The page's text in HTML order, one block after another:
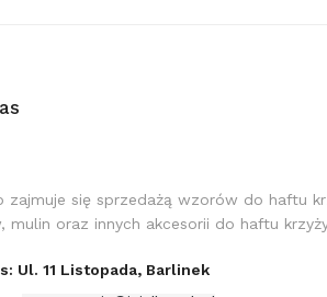
zajmuje się sprzedażą wzorów do haftu
mulin oraz innych akcesorii do haftu
Ul. 11 Listopada, Barlinek